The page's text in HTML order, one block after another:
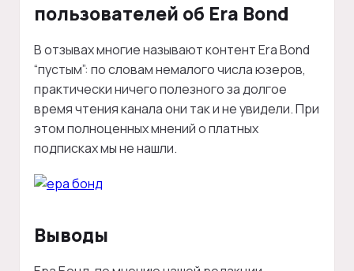
пользователей об Era Bond
В отзывах многие называют контент Era Bond
“пустым”: по словам немалого числа юзеров,
практически ничего полезного за долгое
время чтения канала они так и не увидели. При
этом полноценных мнений о платных
подписках мы не нашли.
Выводы